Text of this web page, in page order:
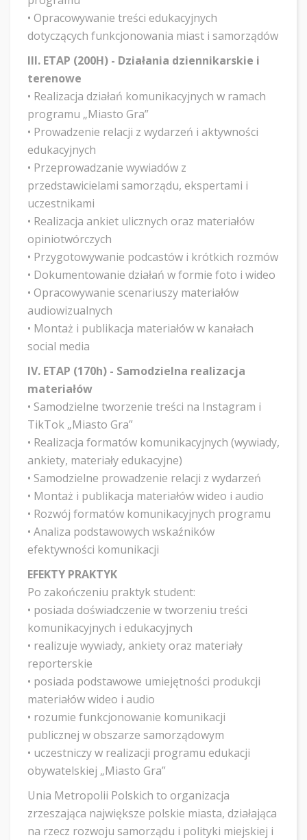
• Opracowywanie treści edukacyjnych
dotyczących funkcjonowania miast i samorządów
III. ETAP (200H) - Działania dziennikarskie i
terenowe
• Realizacja działań komunikacyjnych w ramach
programu „Miasto Gra”
• Prowadzenie relacji z wydarzeń i aktywności
edukacyjnych
• Przeprowadzanie wywiadów z
przedstawicielami samorządu, ekspertami i
uczestnikami
• Realizacja ankiet ulicznych oraz materiałów
opiniotwórczych
• Przygotowywanie podcastów i krótkich rozmów
• Dokumentowanie działań w formie foto i wideo
• Opracowywanie scenariuszy materiałów
audiowizualnych
• Montaż i publikacja materiałów w kanałach
social media
IV. ETAP (170h) - Samodzielna realizacja
materiałów
• Samodzielne tworzenie treści na Instagram i
TikTok „Miasto Gra”
• Realizacja formatów komunikacyjnych (wywiady,
ankiety, materiały edukacyjne)
• Samodzielne prowadzenie relacji z wydarzeń
• Montaż i publikacja materiałów wideo i audio
• Rozwój formatów komunikacyjnych programu
• Analiza podstawowych wskaźników
efektywności komunikacji
EFEKTY PRAKTYK
Po zakończeniu praktyk student:
• posiada doświadczenie w tworzeniu treści
komunikacyjnych i edukacyjnych
• realizuje wywiady, ankiety oraz materiały
reporterskie
• posiada podstawowe umiejętności produkcji
materiałów wideo i audio
• rozumie funkcjonowanie komunikacji
publicznej w obszarze samorządowym
• uczestniczy w realizacji programu edukacji
obywatelskiej „Miasto Gra”
Unia Metropolii Polskich to organizacja
zrzeszająca największe polskie miasta, działająca
na rzecz rozwoju samorządu i polityki miejskiej i